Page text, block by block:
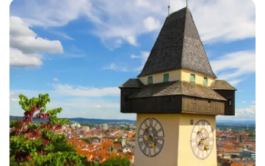
Continuar com o Facebook
Continuar com o correio
eletrónico